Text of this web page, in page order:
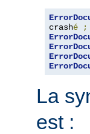
crashé ;
La
est :